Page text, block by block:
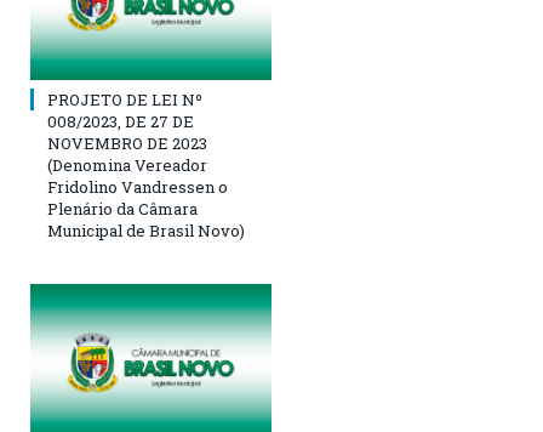
PROJETO DE LEI Nº
008/2023, DE 27 DE
NOVEMBRO DE 2023
(Denomina Vereador
Fridolino Vandressen o
Plenário da Câmara
Municipal de Brasil Novo)